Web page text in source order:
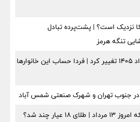
نزدیک است؟ | پشت‌پرده تبادل
تنگه هرمز
زمان واریز کالابرگ مرداد ۱۴۰۵ تغییر کرد | فردا حساب این خانوارها
در جنوب تهران و شهرک صنعتی شمس آباد
عیار چند شد؟